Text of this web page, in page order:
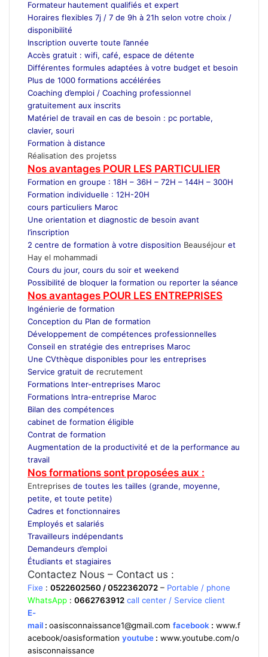
Formateur hautement qualifiés et expert
Horaires flexibles 7j / 7 de 9h à 21h selon votre choix /
disponibilité
Inscription ouverte toute l’année
Accès gratuit : wifi, café, espace de détente
Différentes formules adaptées à votre budget et besoin
Plus de 1000 formations accélérées
Coaching d’emploi / Coaching professionnel
gratuitement aux inscrits
Matériel de travail en cas de besoin : pc portable,
clavier, souri
Formation à distance
Réalisation des projetss
Nos avantages POUR LES PARTICULIER
Formation en groupe : 18H – 36H – 72H – 144H – 300H
Formation individuelle : 12H-20H
cours particuliers Maroc
Une orientation et diagnostic de besoin avant
l’inscription
2 centre de formation à votre disposition Beauséjour et
Hay el mohammadi
Cours du jour, cours du soir et weekend
Possibilité de bloquer la formation ou reporter la séance
Nos avantages POUR LES ENTREPRISES
Ingénierie de formation
Conception du Plan de formation
Développement de compétences professionnelles
Conseil en stratégie des entreprises Maroc
Une CVthèque disponibles pour les entreprises
Service gratuit de recrutement
Formations Inter-entreprises Maroc
Formations Intra-entreprise Maroc
Bilan des compétences
cabinet de formation éligible
Contrat de formation
Augmentation de la productivité et de la performance au
travail
Nos formations sont proposées aux :
Entreprises de toutes les tailles (grande, moyenne,
petite, et toute petite)
Cadres et fonctionnaires
Employés et salariés
Travailleurs indépendants
Demandeurs d’emploi
Étudiants et stagiaires
Contactez Nous – Contact us :
Fixe : 0522602560 / 0522362072 – Portable / phone
WhatsApp : 0662763912 call center / Service client
E-
mail : oasisconnaissance1@gmail.com facebook : www.f
acebook/oasisformation youtube : www.youtube.com/o
asisconnaissance